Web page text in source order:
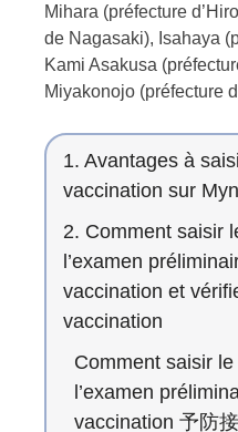
Mihara (préfecture
de Nagasaki), Isahaya
Kami Asakusa
Miyakonojo (préfecture
1. Avantages à
vaccination sur
2. Comment saisir
l’examen
vaccination et
vaccination
Comment saisir
l’examen
vaccination 予防